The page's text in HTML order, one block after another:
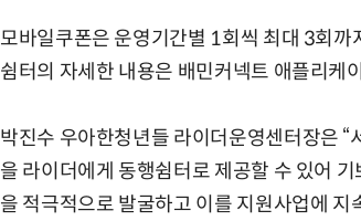
모바일쿠폰은 운영기간별 1회씩 최대 3회까
쉼터의 자세한 내용은 배민커넥트 애플리케
박진수 우아한청년들 라이더운영센터장은
을 라이더에게 동행쉼터로 제공할 수 있어
을 적극적으로 발굴하고 이를 지원사업에 지